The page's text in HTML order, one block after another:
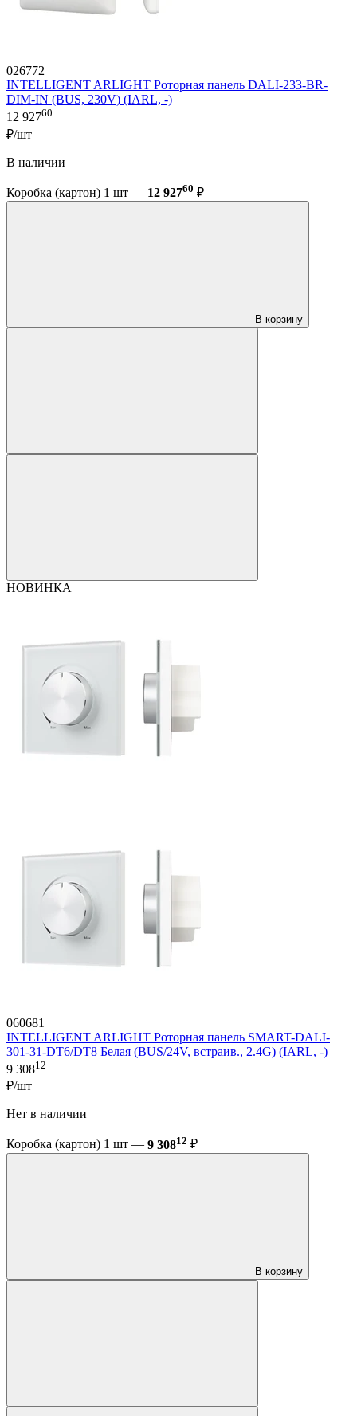
026772
INTELLIGENT ARLIGHT Роторная панель DALI-233-BR-
DIM-IN (BUS, 230V) (IARL, -)
12 92760
₽/шт
В наличии
Коробка (картон) 1 шт — 12 92760 ₽
В корзину
НОВИНКА
060681
INTELLIGENT ARLIGHT Роторная панель SMART-DALI-
301-31-DT6/DT8 Белая (BUS/24V, встраив., 2.4G) (IARL, -)
9 30812
₽/шт
Нет в наличии
Коробка (картон) 1 шт — 9 30812 ₽
В корзину